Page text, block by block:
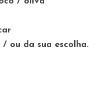
ou da sua escolha.